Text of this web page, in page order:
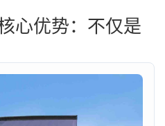
心优势：不仅是